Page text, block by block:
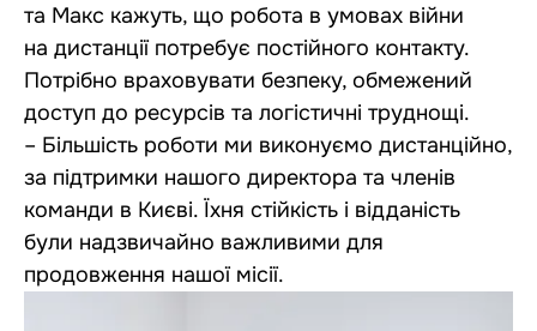
та Макс кажуть, що робота в умовах війни
на дистанції потребує постійного контакту.
Потрібно враховувати безпеку, обмежений
доступ до ресурсів та логістичні труднощі.
– Більшість роботи ми виконуємо дистанційно,
за підтримки нашого директора та членів
команди в Києві. Їхня стійкість і відданість
були надзвичайно важливими для
продовження нашої місії.